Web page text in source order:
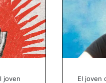
joven
El joven